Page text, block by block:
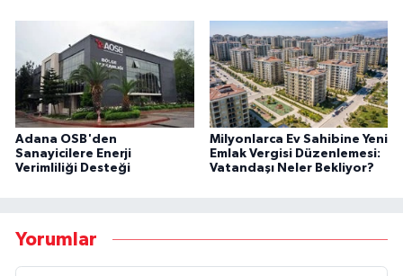
Adana OSB'den
Sanayicilere Enerji
Verimliliği Desteği
Milyonlarca Ev Sahibine Yeni
Emlak Vergisi Düzenlemesi:
Vatandaşı Neler Bekliyor?
Yorumlar